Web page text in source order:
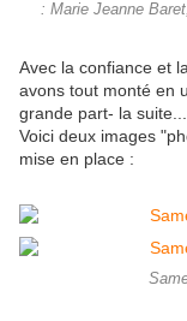
: Marie Jeanne
Avec la confiance et
avons tout monté en
grande part- la suite...
Voici deux images
mise en place :